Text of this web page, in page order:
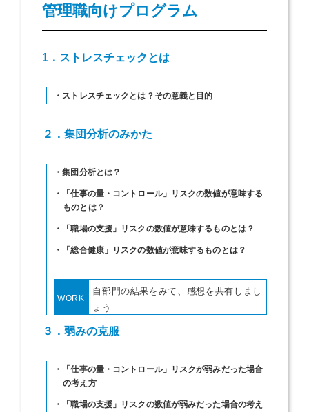
管理職向けプログラム
1．ストレスチェックとは
・ストレスチェックとは？その意義と目的
２．集団分析のみかた
・集団分析とは？
・「仕事の量・コントロール」リスクの数値が意味する
ものとは？
・「職場の支援」リスクの数値が意味するものとは？
・「総合健康」リスクの数値が意味するものとは？
WORK
自部門の結果をみて、感想を共有しまし
ょう
３．弱みの克服
・「仕事の量・コントロール」リスクが弱みだった場合
の考え方
・「職場の支援」リスクの数値が弱みだった場合の考え